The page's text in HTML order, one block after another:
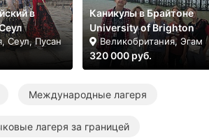
в
Сеул, Пусан
Каникулы в Брайтоне
University of Brighton
Великобритания, Эгам
320 000 руб.
Международные лагеря
лагеря за границей